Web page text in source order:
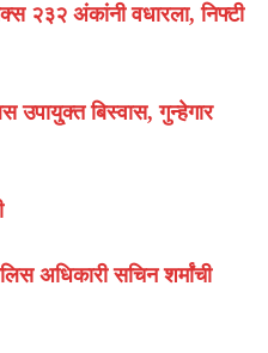
२३२ अंकांनी वधारला, निफ्टी
उपायु्क्त बिस्वास, गुन्हेगार
अधिकारी सचिन शर्मांची